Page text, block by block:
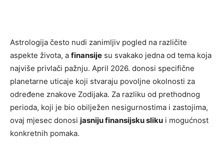
Astrologija često nudi zanimljiv pogled na različite
aspekte života, a finansije su svakako jedna od tema koja
najviše privlači pažnju. April 2026. donosi specifične
planetarne uticaje koji stvaraju povoljne okolnosti za
određene znakove Zodijaka. Za razliku od prethodnog
perioda, koji je bio obilježen nesigurnostima i zastojima,
ovaj mjesec donosi jasniju finansijsku sliku i mogućnost
konkretnih pomaka.